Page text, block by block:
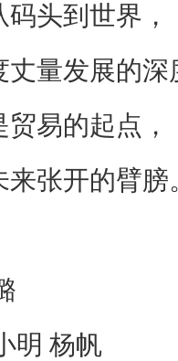
头到世界，
丈量发展的深
易的起点，
来张开的臂膀
明 杨帆